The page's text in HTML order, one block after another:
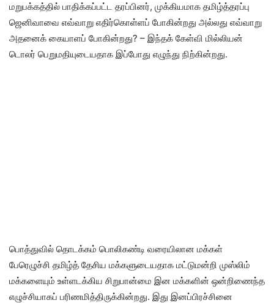
மறுபக்கத்தில் பாதிக்கப்பட்ட தரப்பினர், முக்கியமாக தமிழ்த்தரப்பு
ஜெனிவாவை எவ்வாறு எதிர்கொள்ளப் போகின்றது அல்லது எவ்வாறு
அதனைக் கையாளப் போகின்றது? – இந்தக் கேள்வி மில்லியன்
டொலர் பெறுமதியுடையதாக இப்போது எழுந்து நிற்கின்றது.
பொத்துவில் தொடக்கம் பொலிகண்டி வரையிலான மக்கள்
பேரெழுச்சி தமிழ்த் தேசிய மக்களுடையதாக மட்டுமன்றி முஸ்லிம்
மக்களையும் உள்ளடக்கிய சிறுபான்மை இன மக்களின் ஒன்றிணைந்த
எழுச்சியாகப் பரிணமித்திருக்கின்றது. இது இனப்பிரச்சினை